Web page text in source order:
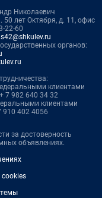
Николаевич
50 лет Октября, д. 11, офис
22-60
органов:
клиентами
7 982 640 34 32
клиентами
910 402 4056
за достоверность
объявлениях.